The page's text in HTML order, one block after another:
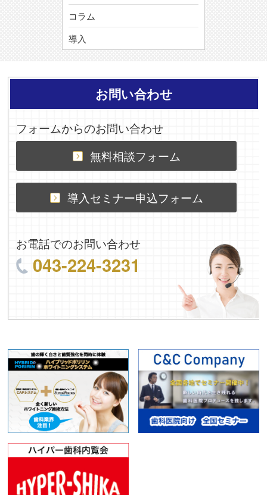
コラム
導入
お問い合わせ
フォームからのお問い合わせ
無料相談フォーム
導入セミナー申込フォーム
お電話でのお問い合わせ
043-224-3231